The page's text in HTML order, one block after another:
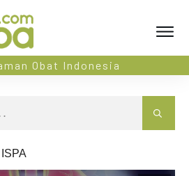
Obat Indonesia